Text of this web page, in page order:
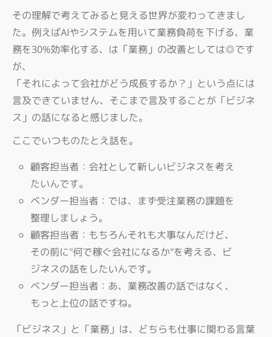
その理解で考えてみると見える世界が変わってきまし
た。例えばAIやシステムを用いて業務負荷を下げる、業
務を30%効率化する、は「業務」の改善としては◎です
が、
「それによって会社がどう成長するか？」という点には
言及できていません、そこまで言及することが「ビジネ
ス」の話になると感じました。
ここでいつものたとえ話を。
顧客担当者：会社として新しいビジネスを考え
たいんです。
ベンダー担当者：では、まず受注業務の課題を
整理しましょう。
顧客担当者：もちろんそれも大事なんだけど、
その前に"何で稼ぐ会社になるか"を考える、ビ
ジネスの話をしたいんです。
ベンダー担当者：あ、業務改善の話ではなく、
もっと上位の話ですね。
「ビジネス」と「業務」は、どちらも仕事に関わる言葉